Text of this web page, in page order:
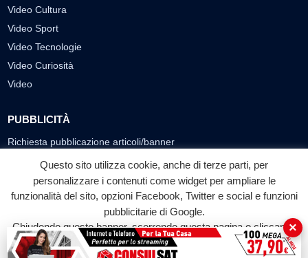
Video Cultura
Video Sport
Video Tecnologie
Video Curiosità
Video
PUBBLICITÀ
Richiesta pubblicazione articoli/banner
SEGUICI SUI SOCIAL
f
Facebook
◎ ▶
YouTube
Questo sito utilizza cookie, anche di terze parti, per
personalizzare i contenuti come widget per ampliare le
funzionalità del sito, opzioni Facebook, Twitter e social e funzioni
pubblicitarie di Google.
Chiudendo questo banner, scorrendo questa pagina o cliccando
su qualunque suo elemento acconsenti all'uso dei cookie.
×